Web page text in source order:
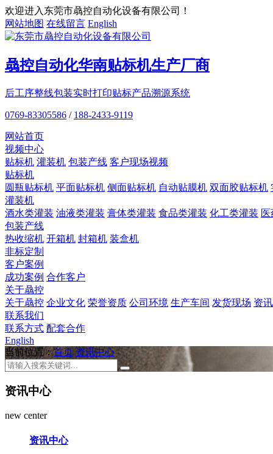
欢迎进入东莞市骉控自动化设备有限公司！
网站地图 在线留言 English
骉控自动化华南贴标机生产厂商
后工序整线包装实时打印贴标产品溯源系统
0769-83305586 / 188-2433-9119
网站首页
视频中心
贴标机 灌装机 包装产线 客户现场视频
贴标机
圆瓶贴标机 平面贴标机 侧面贴标机 自动贴膜机 双面胶贴标机
灌装机
酒水类灌装 油液类灌装 膏体类灌装 食品类灌装 化工类灌装
包装产线
热收缩机 开箱机 封箱机 装盒机
非标定制
客户案例
成功案例 合作客户
关于骉控
关于骉控 企业文化 荣誉资质 公司环境 生产车间 发货现场 资
联系我们
联系方式 配套合作
English
当前位置：首页 资讯中心
资讯中心
new center
资讯中心